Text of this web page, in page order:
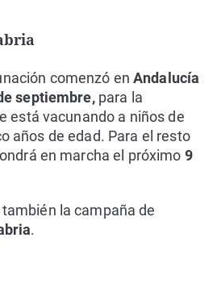
comenzó enAndalucía
septiembre,para la
está vacunando a niños de
años de edad. Para el resto
en marcha el próximo 9
la campaña de
.